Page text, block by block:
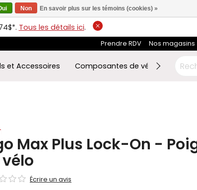
Tous les détails ici.
Prendre RDV Nos magasins
et Accessoires Composantes de vélo Ski de
Max Plus Lock-On -
Écrire un avis
Non En savoir plus sur les témoins (cookies) »